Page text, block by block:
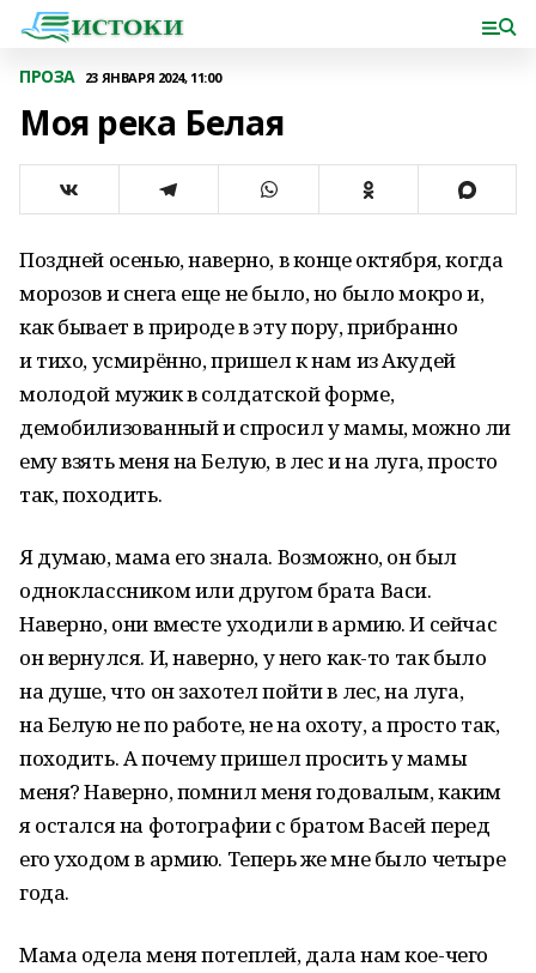
ПРОЗА 23 ЯНВАРЯ 2024, 11:00
Моя река Белая
Поздней осенью, наверно, в конце октября, когда
морозов и снега еще не было, но было мокро и,
как бывает в природе в эту пору, прибранно
и тихо, усмирённо, пришел к нам из Акудей
молодой мужик в солдатской форме,
демобилизованный и спросил у мамы, можно ли
ему взять меня на Белую, в лес и на луга, просто
так, походить.
Я думаю, мама его знала. Возможно, он был
одноклассником или другом брата Васи.
Наверно, они вместе уходили в армию. И сейчас
он вернулся. И, наверно, у него как-то так было
на душе, что он захотел пойти в лес, на луга,
на Белую не по работе, не на охоту, а просто так,
походить. А почему пришел просить у мамы
меня? Наверно, помнил меня годовалым, каким
я остался на фотографии с братом Васей перед
его уходом в армию. Теперь же мне было четыре
года.
Мама одела меня потеплей, дала нам кое-чего